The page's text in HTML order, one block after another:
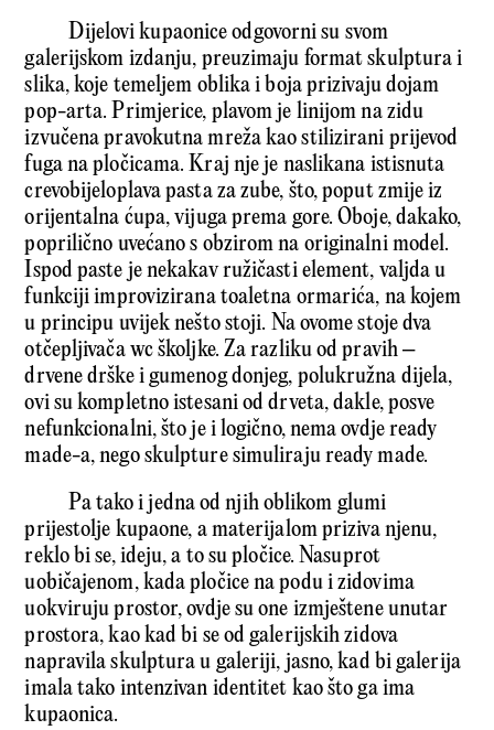
Dijelovi kupaonice odgovorni su svom
galerijskom izdanju, preuzimaju format skulptura i
slika, koje temeljem oblika i boja prizivaju dojam
pop-arta. Primjerice, plavom je linijom na zidu
izvučena pravokutna mreža kao stilizirani prijevod
fuga na pločicama. Kraj nje je naslikana istisnuta
crevobijeloplava pasta za zube, što, poput zmije iz
orijentalna ćupa, vijuga prema gore. Oboje, dakako,
poprilično uvećano s obzirom na originalni model.
Ispod paste je nekakav ružičasti element, valjda u
funkciji improvizirana toaletna ormarića, na kojem
u principu uvijek nešto stoji. Na ovome stoje dva
otčepljivača wc školjke. Za razliku od pravih –
drvene drške i gumenog donjeg, polukružna dijela,
ovi su kompletno istesani od drveta, dakle, posve
nefunkcionalni, što je i logično, nema ovdje ready
made-a, nego skulpture simuliraju ready made.
Pa tako i jedna od njih oblikom glumi
prijestolje kupaone, a materijalom priziva njenu,
reklo bi se, ideju, a to su pločice. Nasuprot
uobičajenom, kada pločice na podu i zidovima
uokviruju prostor, ovdje su one izmještene unutar
prostora, kao kad bi se od galerijskih zidova
napravila skulptura u galeriji, jasno, kad bi galerija
imala tako intenzivan identitet kao što ga ima
kupaonica.